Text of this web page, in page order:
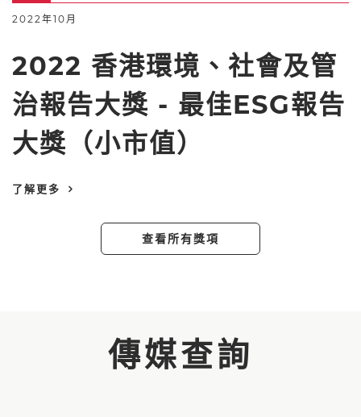
2022年10月
2022 香港環境、社會及管
治報告大獎 - 最佳ESG報告
大獎（小市值）
了解更多
查看所有獎項
傳媒查詢